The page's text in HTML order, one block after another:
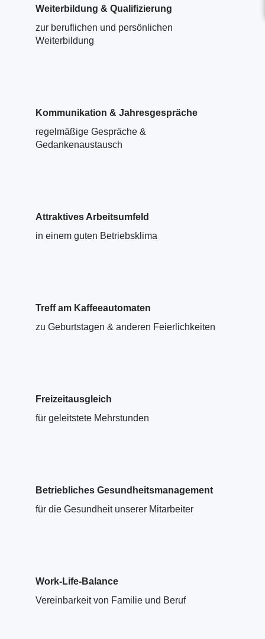
Weiterbildung & Qualifizierung
zur beruflichen und persönlichen
Weiterbildung
Kommunikation & Jahresgespräche
regelmäßige Gespräche &
Gedankenaustausch
Attraktives Arbeitsumfeld
in einem guten Betriebsklima
Treff am Kaffeeautomaten
zu Geburtstagen & anderen Feierlichkeiten
Freizeitausgleich
für geleitstete Mehrstunden
Betriebliches Gesundheitsmanagement
für die Gesundheit unserer Mitarbeiter
Work-Life-Balance
Vereinbarkeit von Familie und Beruf